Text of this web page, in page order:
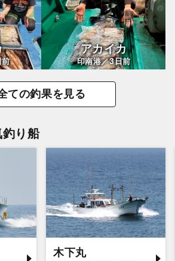
前
アカイカ
印南港／3日前
ての釣果を見る
り船
木下丸